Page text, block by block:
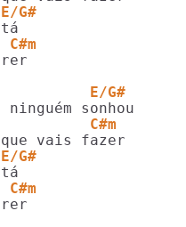
G#
C#m
E/G#
C#m
G#
C#m